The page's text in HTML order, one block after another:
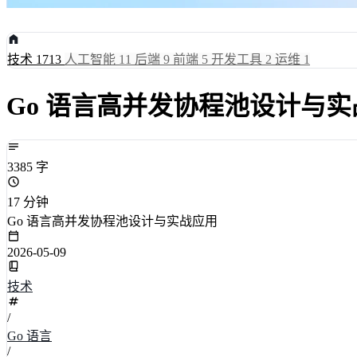
技术 1713 人工智能 11 后端 9 前端 5 开发工具 2 运维 1
Go 语言高并发协程池设计与
3385 字
17 分钟
Go 语言高并发协程池设计与实战应用
2026-05-09
技术
/
Go 语言
/